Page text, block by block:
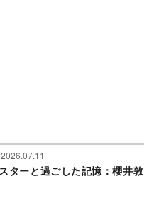
2026.07.11
ターと過ごした記憶：櫻井敦